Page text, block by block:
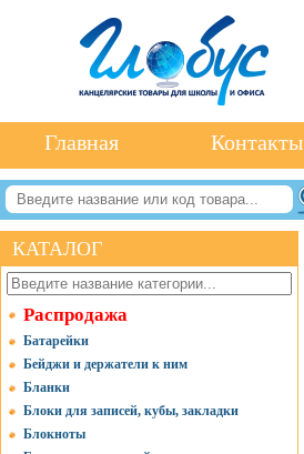
Главная Контакты
КАТАЛОГ
Распродажа
Батарейки
Бейджи и держатели к ним
Бланки
Блоки для записей, кубы, закладки
Блокноты